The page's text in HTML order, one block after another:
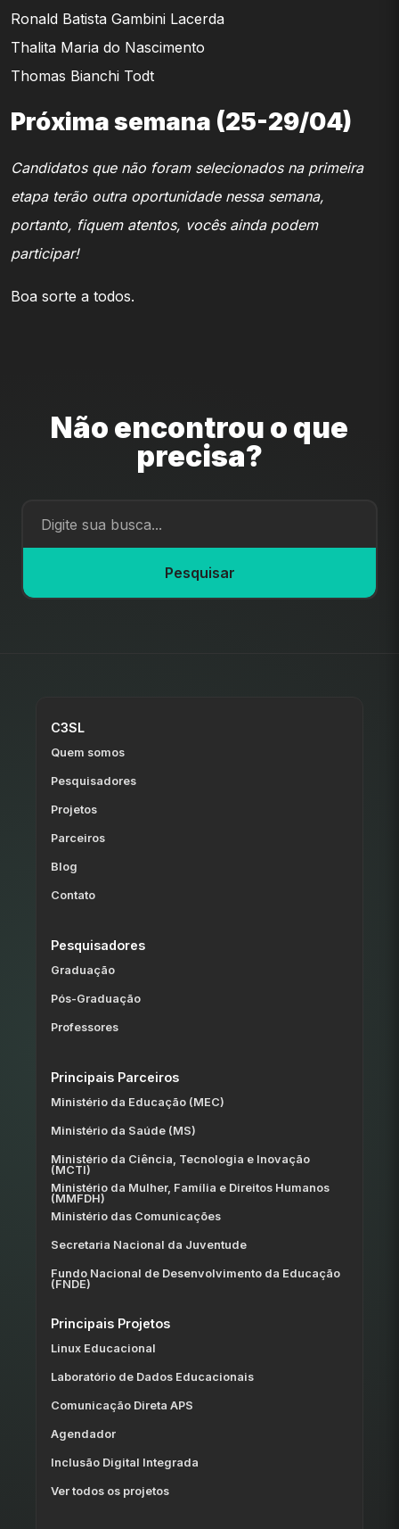
Ronald Batista Gambini Lacerda
Thalita Maria do Nascimento
Thomas Bianchi Todt
Próxima semana (25-29/04)
Candidatos que não foram selecionados na primeira
etapa terão outra oportunidade nessa semana,
portanto, fiquem atentos, vocês ainda podem
participar!
Boa sorte a todos.
Não encontrou o que
precisa?
Pesquisar
C3SL
Quem somos
Pesquisadores
Projetos
Parceiros
Blog
Contato
Pesquisadores
Graduação
Pós-Graduação
Professores
Principais Parceiros
Ministério da Educação (MEC)
Ministério da Saúde (MS)
Ministério da Ciência, Tecnologia e Inovação
(MCTI)
Ministério da Mulher, Família e Direitos Humanos
(MMFDH)
Ministério das Comunicações
Secretaria Nacional da Juventude
Fundo Nacional de Desenvolvimento da Educação
(FNDE)
Principais Projetos
Linux Educacional
Laboratório de Dados Educacionais
Comunicação Direta APS
Agendador
Inclusão Digital Integrada
Ver todos os projetos